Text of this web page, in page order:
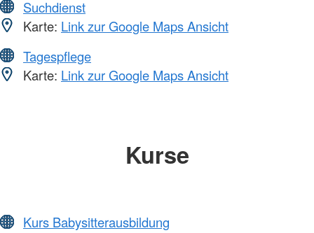
Suchdienst
Karte: Link zur Google Maps Ansicht
Tagespflege
Karte: Link zur Google Maps Ansicht
Kurse
Kurs Babysitterausbildung